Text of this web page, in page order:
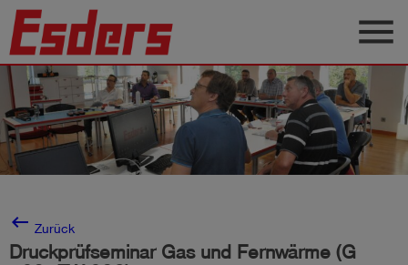
Produkte
Wissen
Karriere
menu
keyboard_backspace Zurück
Druckprüfseminar Gas und Fernwärme (G